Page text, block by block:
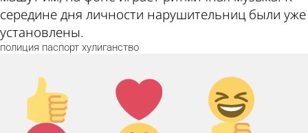
середине дня личности нарушительниц были уже
установлены.
полиция паспорт хулиганство
Палец
вверх!
Лайк!
Дикий
смех!